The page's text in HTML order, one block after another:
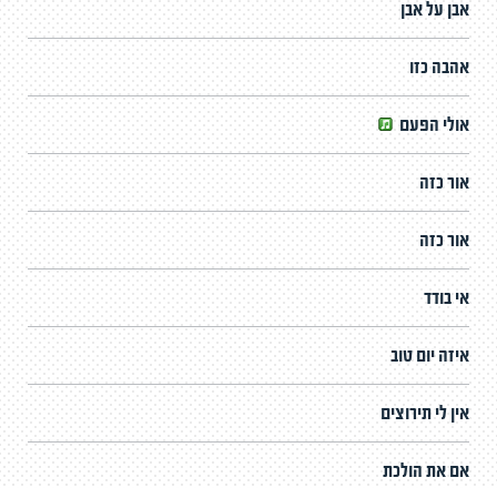
אבן על אבן
אהבה כזו
אולי הפעם
אור כזה
אור כזה
אי בודד
איזה יום טוב
אין לי תירוצים
אם את הולכת